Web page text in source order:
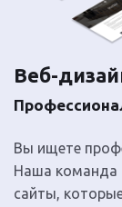
Веб-
Вы ищете
Наша команда
сайты,